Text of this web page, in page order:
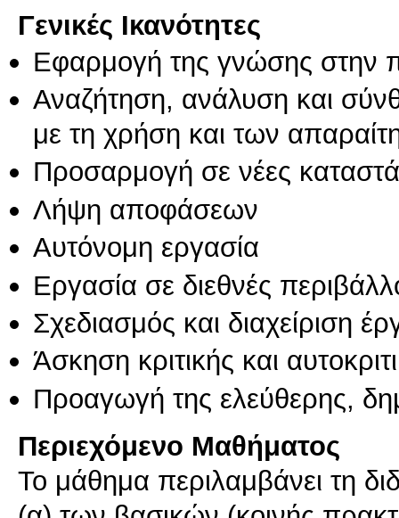
Γενικές Ικανότητες
Εφαρμογή της γνώσης στην
Αναζήτηση, ανάλυση και
με τη χρήση και των
Προσαρμογή σε νέες
Λήψη αποφάσεων
Αυτόνομη εργασία
Εργασία σε διεθνές
Σχεδιασμός και διαχείριση
Άσκηση κριτικής και
Προαγωγή της ελεύθερης,
Περιεχόμενο Μαθήματος
Το μάθημα περιλαμβάνει τη